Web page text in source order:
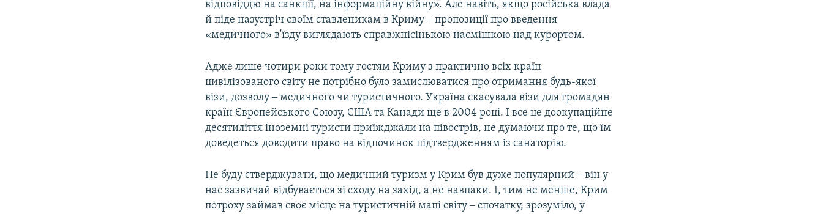
відповіддю на санкції, на інформаційну війну». Але навіть, якщо російська влада
й піде назустріч своїм ставленикам в Криму ‒ пропозиції про введення
«медичного» в'їзду виглядають справжнісінькою насмішкою над курортом.
Адже лише чотири роки тому гостям Криму з практично всіх країн
цивілізованого світу не потрібно було замислюватися про отримання будь-якої
візи, дозволу ‒ медичного чи туристичного. Україна скасувала візи для громадян
країн Європейського Союзу, США та Канади ще в 2004 році. І все це доокупаційне
десятиліття іноземні туристи приїжджали на півострів, не думаючи про те, що їм
доведеться доводити право на відпочинок підтвердженням із санаторію.
Не буду стверджувати, що медичний туризм у Крим був дуже популярний ‒ він у
нас зазвичай відбувається зі сходу на захід, а не навпаки. І, тим не менше, Крим
потроху займав своє місце на туристичній мапі світу ‒ спочатку, зрозуміло, у